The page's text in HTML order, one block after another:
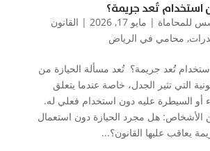
استخدام تُعد جريمة؟
للمحاماة | مايو 17, 2026 | القانون
, محامي في الرياض
تُعد جريمة؟ تُعد مسألة الحيازة من
التي تثير الجدل، خاصة عندما يتعلق
أو السيطرة عليه دون استخدام فعلي له.
الأشخاص: هل مجرد الحيازة دون استعمال
يعاقب عليها القانون؟...